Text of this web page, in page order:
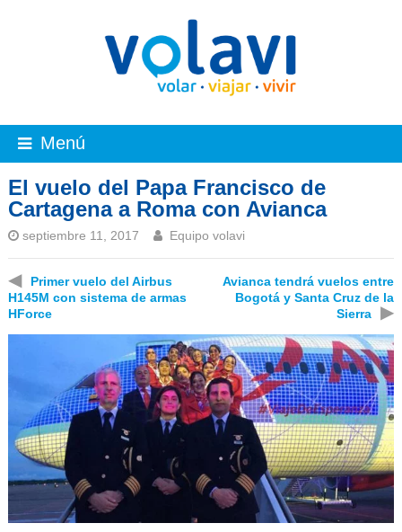
Menú
El vuelo del Papa Francisco de
Cartagena a Roma con Avianca
septiembre 11, 2017 Equipo volavi
◀
Primer vuelo del Airbus
H145M con sistema de armas
HForce
Avianca tendrá vuelos entre
Bogotá y Santa Cruz de la
Sierra
▶